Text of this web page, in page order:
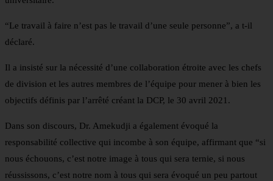
“Le travail à faire n’est pas le travail d’une seule personne”, a t-il
déclaré.
Il a insisté sur la nécessité d’une collaboration étroite avec les chefs
de division et les autres membres de l’équipe pour mener à bien les
objectifs définis par l’arrêté créant la DCP, le 30 avril 2021.
Dans son discours, Dr. Amekudji a également évoqué la
responsabilité collective qui incombe à son équipe, affirmant que “si
nous échouons, c’est notre image à tous qui sera ternie, si nous
réussissons, c’est notre nom à tous qui sera évoqué un peu partout